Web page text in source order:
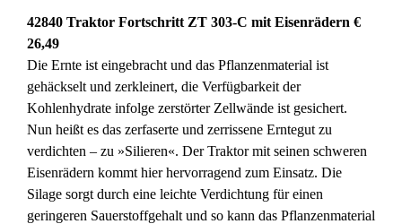
42840 Traktor Fortschritt ZT 303-C mit Eisenrädern €
26,49
Die Ernte ist eingebracht und das Pflanzenmaterial ist
gehäckselt und zerkleinert, die Verfügbarkeit der
Kohlenhydrate infolge zerstörter Zellwände ist gesichert.
Nun heißt es das zerfaserte und zerrissene Erntegut zu
verdichten – zu »Silieren«. Der Traktor mit seinen schweren
Eisenrädern kommt hier hervorragend zum Einsatz. Die
Silage sorgt durch eine leichte Verdichtung für einen
geringeren Sauerstoffgehalt und so kann das Pflanzenmaterial